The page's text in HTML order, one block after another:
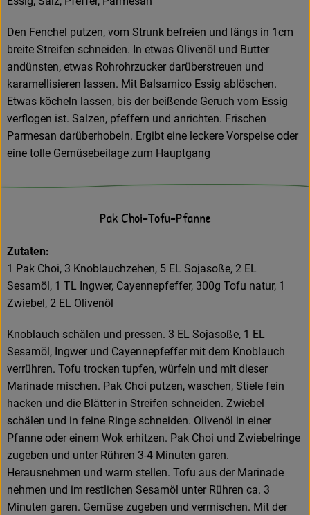
Den Fenchel putzen, vom Strunk befreien und längs in 1cm
breite Streifen schneiden. In etwas Olivenöl und Butter
andünsten, etwas Rohrohrzucker darüberstreuen und
karamellisieren lassen. Mit Balsamico Essig ablöschen.
Etwas köcheln lassen, bis der beißende Geruch vom Essig
verflogen ist. Salzen, pfeffern und anrichten. Frischen
Parmesan darüberhobeln. Ergibt eine leckere Vorspeise oder
eine tolle Gemüsebeilage zum Hauptgang
Pak Choi-Tofu-Pfanne
Zutaten:
1 Pak Choi, 3 Knoblauchzehen, 5 EL Sojasoße, 2 EL
Sesamöl, 1 TL Ingwer, Cayennepfeffer, 300g Tofu natur, 1
Zwiebel, 2 EL Olivenöl
Knoblauch schälen und pressen. 3 EL Sojasoße, 1 EL
Sesamöl, Ingwer und Cayennepfeffer mit dem Knoblauch
verrühren. Tofu trocken tupfen, würfeln und mit dieser
Marinade mischen. Pak Choi putzen, waschen, Stiele fein
hacken und die Blätter in Streifen schneiden. Zwiebel
schälen und in feine Ringe schneiden. Olivenöl in einer
Pfanne oder einem Wok erhitzen. Pak Choi und Zwiebelringe
zugeben und unter Rühren 3-4 Minuten garen.
Herausnehmen und warm stellen. Tofu aus der Marinade
nehmen und im restlichen Sesamöl unter Rühren ca. 3
Minuten garen. Gemüse zugeben und vermischen. Mit der